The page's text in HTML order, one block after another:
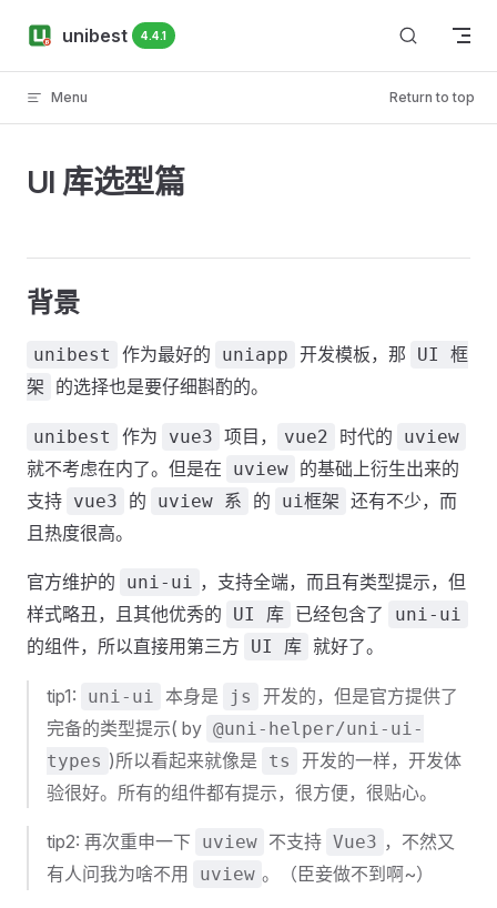
Skip to content
unibest 4.4.1
Menu Return to top
UI 库选型篇
背景
unibest 作为最好的 uniapp 开发模板，那
UI 框
架
的选择也是要仔细斟酌的。
unibest 作为 vue3 项目， vue2 时代的 uview
就不考虑在内了。但是在 uview 的基础上衍生出来的
支持 vue3 的 uview 系 的 ui框架 还有不少，而
且热度很高。
官方维护的 uni-ui ，支持全端，而且有类型提示，但
样式略丑，且其他优秀的
UI 库 已经包含了 uni-ui
的组件，所以直接用第三方 UI 库 就好了。
tip1: uni-ui 本身是 js
开发的，但是官方提供了
完备的类型提示( by @uni-helper/uni-ui-
types )所以看起来就像是 ts
开发的一样，开发体
验很好。所有的组件都有提示，很方便，很贴心。
tip2: 再次重申一下 uview 不支持 Vue3 ，不然又
有人问我为啥不用
uview 。（臣妾做不到啊~）